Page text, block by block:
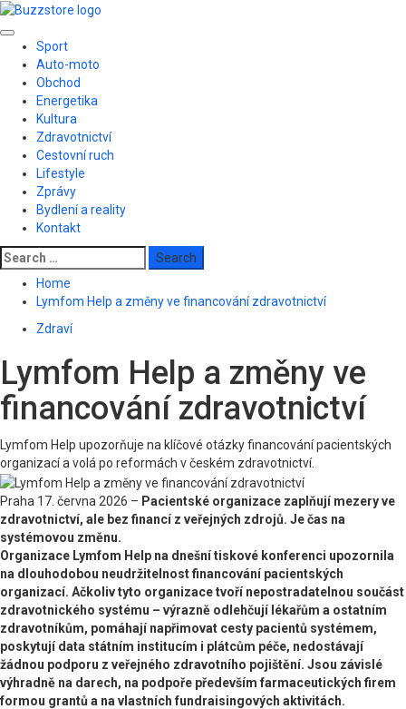
Skip
content
Primary
Menu
Sport
Auto-moto
Obchod
Energetika
Kultura
Zdravotnictví
Cestovní ruch
Lifestyle
Zprávy
Bydlení a reality
Kontakt
Search
for:
Home
Lymfom Help a změny ve financování zdravotnictví
Zdraví
Lymfom Help a změny ve
financování zdravotnictví
Lymfom Help upozorňuje na klíčové otázky financování pacientských
organizací a volá po reformách v českém zdravotnictví.
Praha 17. června 2026 – Pacientské organizace zaplňují mezery ve
zdravotnictví, ale bez financí z veřejných zdrojů. Je čas na
systémovou změnu.
Organizace Lymfom Help na dnešní tiskové konferenci upozornila
na dlouhodobou neudržitelnost financování pacientských
organizací. Ačkoliv tyto organizace tvoří nepostradatelnou součást
zdravotnického systému – výrazně odlehčují lékařům a ostatním
zdravotníkům, pomáhají napřimovat cesty pacientů systémem,
poskytují data státním institucím i plátcům péče, nedostávají
žádnou podporu z veřejného zdravotního pojištění. Jsou závislé
výhradně na darech, na podpoře především farmaceutických firem
formou grantů a na vlastních fundraisingových aktivitách.